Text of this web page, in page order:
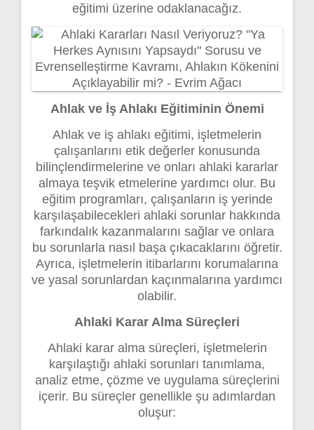
eğitimi üzerine odaklanacağız.
Ahlak ve İş Ahlakı Eğitiminin Önemi
Ahlak ve iş ahlakı eğitimi, işletmelerin
çalışanlarını etik değerler konusunda
bilinçlendirmelerine ve onları ahlaki kararlar
almaya teşvik etmelerine yardımcı olur. Bu
eğitim programları, çalışanların iş yerinde
karşılaşabilecekleri ahlaki sorunlar hakkında
farkındalık kazanmalarını sağlar ve onlara
bu sorunlarla nasıl başa çıkacaklarını öğretir.
Ayrıca, işletmelerin itibarlarını korumalarına
ve yasal sorunlardan kaçınmalarına yardımcı
olabilir.
Ahlaki Karar Alma Süreçleri
Ahlaki karar alma süreçleri, işletmelerin
karşılaştığı ahlaki sorunları tanımlama,
analiz etme, çözme ve uygulama süreçlerini
içerir. Bu süreçler genellikle şu adımlardan
oluşur: